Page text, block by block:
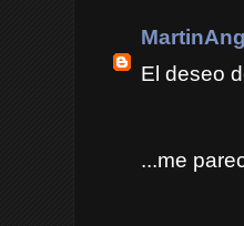
El deseo
...me